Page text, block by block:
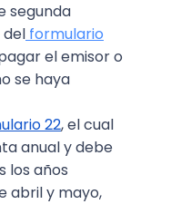
segunda
formulario
el emisor o
se haya
22, el cual
anual y debe
los años
abril y mayo,